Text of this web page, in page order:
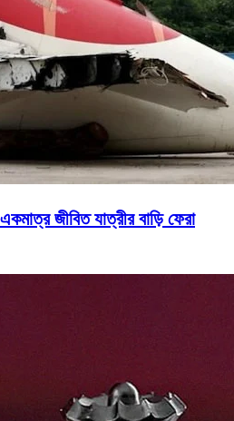
একমাত্র জীবিত যাত্রীর বাড়ি ফেরা